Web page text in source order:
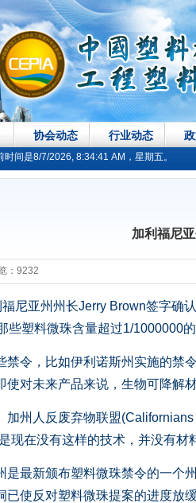
协会动态 行业动态
间是8/7/2026, 8:34:41 AM，星期五。
加利福尼
：9232
亚州州长Jerry Brown签字确
些塑料微珠含量超过1/1000000
，比如伊利诺斯州实施的禁
使对未来产品来说，生物可降解
人反废弃物联盟(Californians
现在没有这样的技术，并没有材
新颁布塑料微珠禁令的一个
已使反对塑料微珠提案的进度放